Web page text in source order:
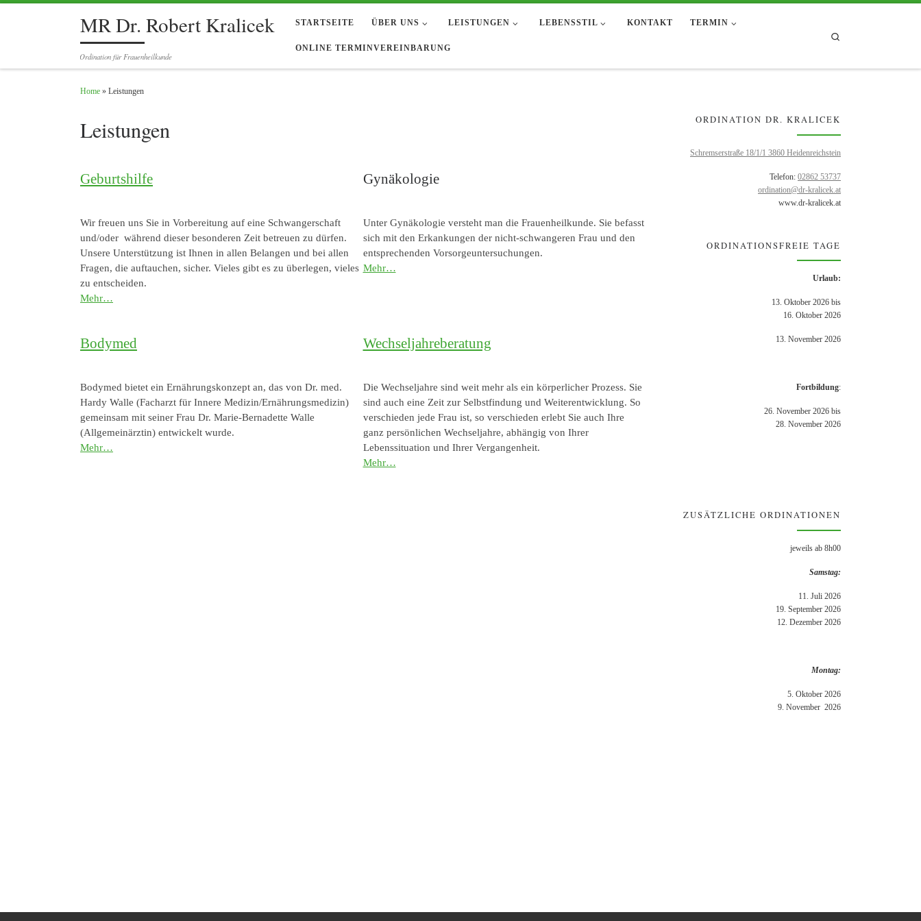
MR Dr. Robert Kralicek
Ordination für Frauenheilkunde
STARTSEITE ÜBER UNS LEISTUNGEN LEBENSSTIL KONTAKT TERMIN
ONLINE TERMINVEREINBARUNG
Home » Leistungen
Leistungen
Geburtshilfe
Wir freuen uns Sie in Vorbereitung auf eine Schwangerschaft
und/oder während dieser besonderen Zeit betreuen zu dürfen.
Unsere Unterstützung ist Ihnen in allen Belangen und bei allen
Fragen, die auftauchen, sicher. Vieles gibt es zu überlegen, vieles
zu entscheiden.
Mehr…
Gynäkologie
Unter Gynäkologie versteht man die Frauenheilkunde. Sie befasst
sich mit den Erkankungen der nicht-schwangeren Frau und den
entsprechenden Vorsorgeuntersuchungen.
Mehr…
Bodymed
Bodymed bietet ein Ernährungskonzept an, das von Dr. med.
Hardy Walle (Facharzt für Innere Medizin/Ernährungsmedizin)
gemeinsam mit seiner Frau Dr. Marie-Bernadette Walle
(Allgemeinärztin) entwickelt wurde.
Mehr…
Wechseljahreberatung
Die Wechseljahre sind weit mehr als ein körperlicher Prozess. Sie
sind auch eine Zeit zur Selbstfindung und Weiterentwicklung. So
verschieden jede Frau ist, so verschieden erlebt Sie auch Ihre
ganz persönlichen Wechseljahre, abhängig von Ihrer
Lebenssituation und Ihrer Vergangenheit.
Mehr…
ORDINATION DR. KRALICEK
Schremserstraße 18/1/1 3860 Heidenreichstein
Telefon: 02862 53737
ordination@dr-kralicek.at
www.dr-kralicek.at
ORDINATIONSFREIE TAGE
Urlaub:
13. Oktober 2026 bis
16. Oktober 2026
13. November 2026
Fortbildung:
26. November 2026 bis
28. November 2026
ZUSÄTZLICHE ORDINATIONEN
jeweils ab 8h00
Samstag:
11. Juli 2026
19. September 2026
12. Dezember 2026
Montag:
5. Oktober 2026
9. November 2026